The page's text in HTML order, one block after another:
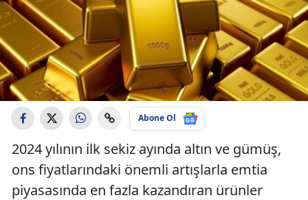
Abone Ol
2024 yılının ilk sekiz ayında altın ve gümüş,
ons fiyatlarındaki önemli artışlarla emtia
piyasasında en fazla kazandıran ürünler